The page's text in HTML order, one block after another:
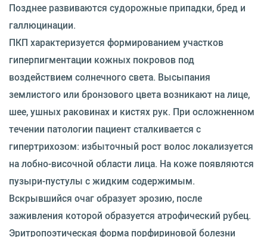
Позднее развиваются судорожные припадки, бред и
галлюцинации.
ПКП характеризуется формированием участков
гиперпигментации кожных покровов под
воздействием солнечного света. Высыпания
землистого или бронзового цвета возникают на лице,
шее, ушных раковинах и кистях рук. При осложненном
течении патологии пациент сталкивается с
гипертрихозом: избыточный рост волос локализуется
на лобно-височной области лица. На коже появляются
пузыри-пустулы с жидким содержимым.
Вскрывшийся очаг образует эрозию, после
заживления которой образуется атрофический рубец.
Эритропоэтическая форма порфириновой болезни